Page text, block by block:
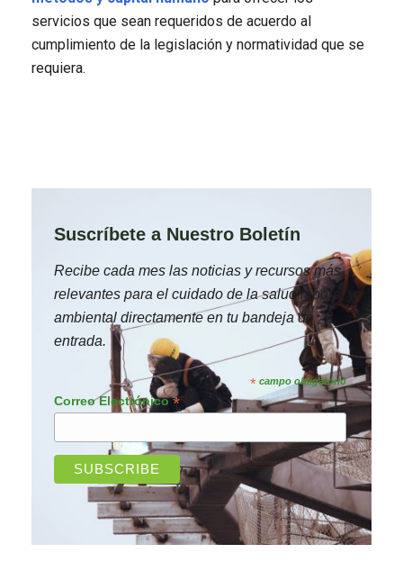
servicios que sean requeridos de acuerdo al
cumplimiento de la legislación y normatividad que se
requiera.
Suscríbete a Nuestro Boletín
Recibe cada mes las noticias y recursos más
relevantes para el cuidado de la salud laboral y
ambiental directamente en tu bandeja de
entrada.
* campo obligatorio
Correo Electrónico *